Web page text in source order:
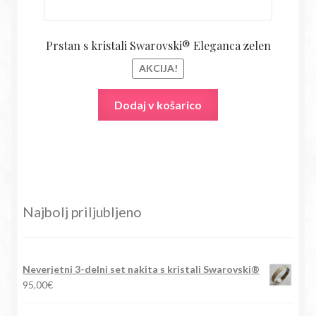
Prstan s kristali Swarovski® Eleganca zelen
AKCIJA!
Dodaj v košarico
Najbolj priljubljeno
Neverjetni 3-delni set nakita s kristali Swarovski®
95,00€